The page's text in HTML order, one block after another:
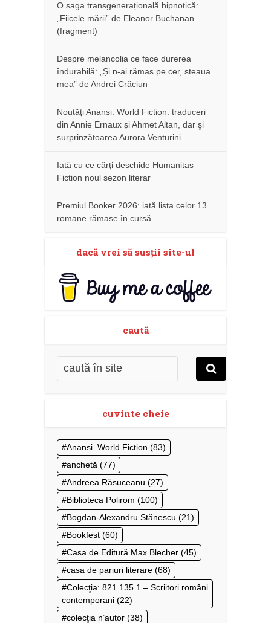
O saga transgenerațională hipnotică:
„Fiicele mării” de Eleanor Buchanan
(fragment)
Despre melancolia ce face durerea
îndurabilă: „Și n-ai rămas pe cer, steaua
mea” de Andrei Crăciun
Noutăţi Anansi. World Fiction: traduceri
din Annie Ernaux și Ahmet Altan, dar şi
surprinzătoarea Aurora Venturini
Iată cu ce cărţi deschide Humanitas
Fiction noul sezon literar
Premiul Booker 2026: iată lista celor 13
romane rămase în cursă
dacă vrei să susţii site-ul
caută
cuvinte cheie
Anansi. World Fiction (83)
anchetă (77)
Andreea Răsuceanu (27)
Biblioteca Polirom (100)
Bogdan-Alexandru Stănescu (21)
Bookfest (60)
Casa de Editură Max Blecher (45)
casa de pariuri literare (68)
Colecţia: 821.135.1 – Scriitori români
contemporani (22)
colecţia n’autor (38)